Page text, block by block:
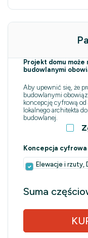
Projekt domu może
budowlanymi
Aby upewnić się, że
budowlanymi
koncepcję cyfrową od
lokalnego architekta
budowlanej.
Koncepcja
Elewacje i rzuty,
Suma